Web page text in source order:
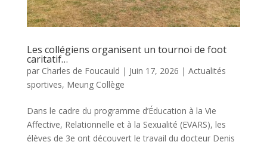
Les collégiens organisent un tournoi de foot
caritatif…
par Charles de Foucauld | Juin 17, 2026 | Actualités
sportives, Meung Collège
Dans le cadre du programme d’Éducation à la Vie
Affective, Relationnelle et à la Sexualité (EVARS), les
élèves de 3e ont découvert le travail du docteur Denis